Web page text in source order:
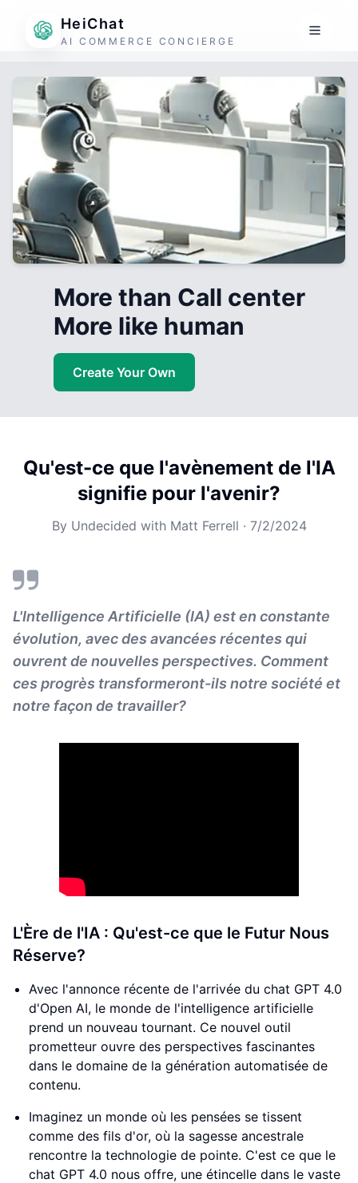
HeiChat
AI COMMERCE CONCIERGE
More than Call center
More like human
Create Your Own
Qu'est-ce que l'avènement de l'IA
signifie pour l'avenir?
By Undecided with Matt Ferrell · 7/2/2024
L'Intelligence Artificielle (IA) est en constante
évolution, avec des avancées récentes qui
ouvrent de nouvelles perspectives. Comment
ces progrès transformeront-ils notre société et
notre façon de travailler?
L'Ère de l'IA : Qu'est-ce que le Futur Nous
Réserve?
Avec l'annonce récente de l'arrivée du chat GPT 4.0
d'Open AI, le monde de l'intelligence artificielle
prend un nouveau tournant. Ce nouvel outil
prometteur ouvre des perspectives fascinantes
dans le domaine de la génération automatisée de
contenu.
Imaginez un monde où les pensées se tissent
comme des fils d'or, où la sagesse ancestrale
rencontre la technologie de pointe. C'est ce que le
chat GPT 4.0 nous offre, une étincelle dans le vaste